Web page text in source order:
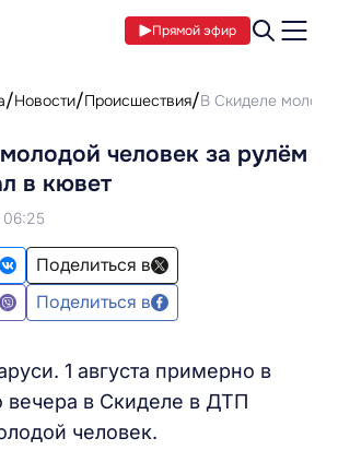
Прямой эфир
Новости Происшествия В Скиделе
человек за рулём
в кювет
06:25
Поделиться в
Поделиться в
1 августа примерно в
вечера в Скиделе в ДТП
человек.